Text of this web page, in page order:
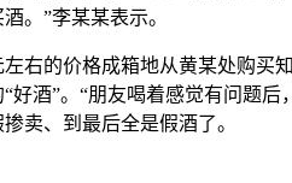
。”李某某表示。
右的价格成箱地从黄某处购
好酒”。“朋友喝着感觉有问题
卖、到最后全是假酒了。